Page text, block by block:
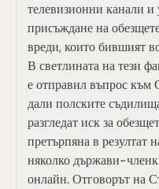
телевизионни канали и
присъждане на
вреди, които бившият
В светлината на тези
е отправил въпрос към
дали полските
разгледат иск за
претърпяна в резултат
няколко държави-
онлайн. Отговорът на